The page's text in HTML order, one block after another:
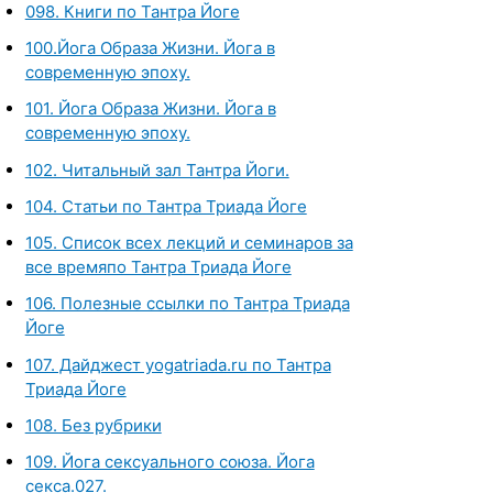
098. Книги по Тантра Йоге
100.Йога Образа Жизни. Йога в
современную эпоху.
101. Йога Образа Жизни. Йога в
современную эпоху.
102. Читальный зал Тантра Йоги.
104. Статьи по Тантра Триада Йоге
105. Список всех лекций и семинаров за
все времяпо Тантра Триада Йоге
106. Полезные ссылки по Тантра Триада
Йоге
107. Дайджест yogatriada.ru по Тантра
Триада Йоге
108. Без рубрики
109. Йога сексуального союза. Йога
секса.027.